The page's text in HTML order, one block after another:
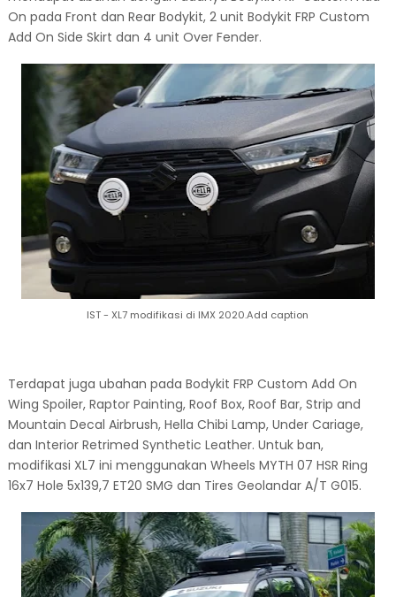
On pada Front dan Rear Bodykit, 2 unit Bodykit FRP Custom
Add On Side Skirt dan 4 unit Over Fender.
IST - XL7 modifikasi di IMX 2020.Add caption
Terdapat juga ubahan pada Bodykit FRP Custom Add On
Wing Spoiler, Raptor Painting, Roof Box, Roof Bar, Strip and
Mountain Decal Airbrush, Hella Chibi Lamp, Under Cariage,
dan Interior Retrimed Synthetic Leather. Untuk ban,
modifikasi XL7 ini menggunakan Wheels MYTH 07 HSR Ring
16x7 Hole 5x139,7 ET20 SMG dan Tires Geolandar A/T G015.